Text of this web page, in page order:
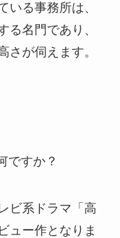
いる事務所は、
る名門であり、
さが伺えます。
ですか？
ビ系ドラマ「高
ュー作となりま